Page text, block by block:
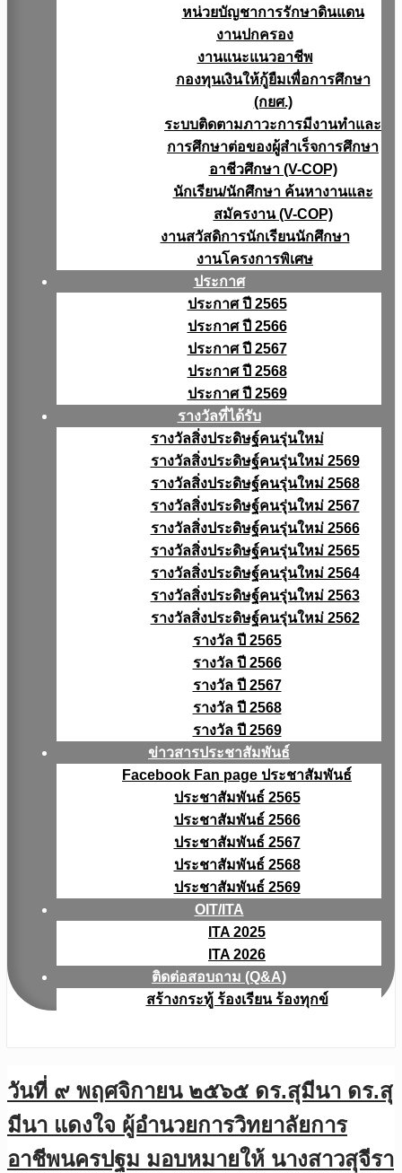
หน่วยบัญชาการรักษาดินแดน
งานปกครอง
งานแนะแนวอาชีพ
กองทุนเงินให้กู้ยืมเพื่อการศึกษา
(กยศ.)
ระบบติดตามภาวะการมีงานทำและ
การศึกษาต่อของผู้สำเร็จการศึกษา
อาชีวศึกษา (V-COP)
นักเรียน/นักศึกษา ค้นหางานและ
สมัครงาน (V-COP)
งานสวัสดิการนักเรียนนักศึกษา
งานโครงการพิเศษ
ประกาศ
ประกาศ ปี 2565
ประกาศ ปี 2566
ประกาศ ปี 2567
ประกาศ ปี 2568
ประกาศ ปี 2569
รางวัลที่ได้รับ
รางวัลสิ่งประดิษฐ์คนรุ่นใหม่
รางวัลสิ่งประดิษฐ์คนรุ่นใหม่ 2569
รางวัลสิ่งประดิษฐ์คนรุ่นใหม่ 2568
รางวัลสิ่งประดิษฐ์คนรุ่นใหม่ 2567
รางวัลสิ่งประดิษฐ์คนรุ่นใหม่ 2566
รางวัลสิ่งประดิษฐ์คนรุ่นใหม่ 2565
รางวัลสิ่งประดิษฐ์คนรุ่นใหม่ 2564
รางวัลสิ่งประดิษฐ์คนรุ่นใหม่ 2563
รางวัลสิ่งประดิษฐ์คนรุ่นใหม่ 2562
รางวัล ปี 2565
รางวัล ปี 2566
รางวัล ปี 2567
รางวัล ปี 2568
รางวัล ปี 2569
ข่าวสารประชาสัมพันธ์
Facebook Fan page ประชาสัมพันธ์
ประชาสัมพันธ์ 2565
ประชาสัมพันธ์ 2566
ประชาสัมพันธ์ 2567
ประชาสัมพันธ์ 2568
ประชาสัมพันธ์ 2569
OIT/ITA
ITA 2025
ITA 2026
ติดต่อสอบถาม (Q&A)
สร้างกระทู้ ร้องเรียน ร้องทุกข์
วันที่ ๙ พฤศจิกายน ๒๕๖๕ ดร.สุมีนา ดร.สุ
มีนา แดงใจ ผู้อำนวยการวิทยาลัยการ
อาชีพนครปฐม มอบหมายให้ นางสาวสุจีรา